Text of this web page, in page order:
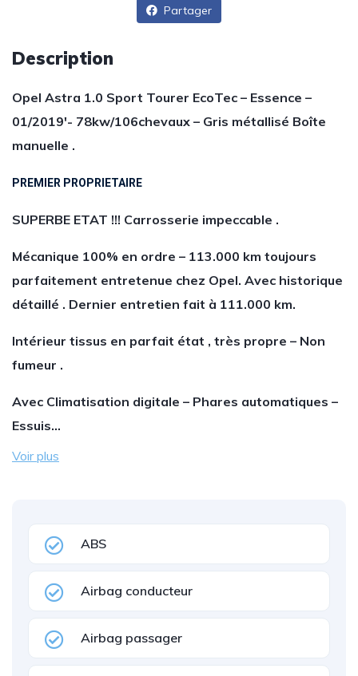
Partager
Description
Opel Astra 1.0 Sport Tourer EcoTec – Essence –
01/2019′- 78kw/106chevaux – Gris métallisé Boîte
manuelle .
PREMIER PROPRIETAIRE
SUPERBE ETAT !!! Carrosserie impeccable .
Mécanique 100% en ordre – 113.000 km toujours
parfaitement entretenue chez Opel. Avec historique
détaillé . Dernier entretien fait à 111.000 km.
Intérieur tissus en parfait état , très propre – Non
fumeur .
Avec Climatisation digitale – Phares automatiques –
Essuis…
Voir plus
ABS
Airbag conducteur
Airbag passager